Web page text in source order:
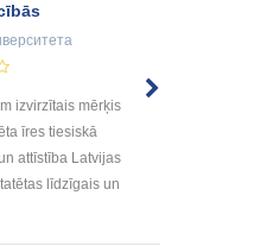
izvirzītais mērķis
īres tiesiskā
attīstība Latvijas
līdzīgais un